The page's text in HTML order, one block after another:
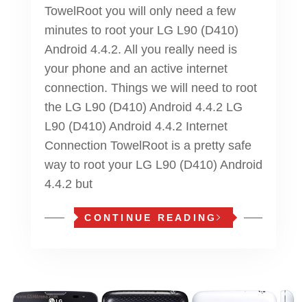
TowelRoot you will only need a few
minutes to root your LG L90 (D410)
Android 4.4.2. All you really need is
your phone and an active internet
connection. Things we will need to root
the LG L90 (D410) Android 4.4.2 LG
L90 (D410) Android 4.4.2 Internet
Connection TowelRoot is a pretty safe
way to root your LG L90 (D410) Android
4.4.2 but
CONTINUE READING